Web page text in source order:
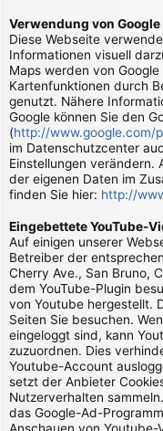
Verwendung von
Diese Webseite
Informationen visuell
Maps werden von
Kartenfunktionen durch
genutzt. Nähere
Google können Sie den
(http://www.google.com/
im Datenschutzcenter
Einstellungen verändern.
der eigenen Daten im
finden Sie hier: http://
Eingebettete YouTube-
Auf einigen unserer
Betreiber der
Cherry Ave., San Bruno,
dem YouTube-Plugin
von Youtube hergestellt.
Seiten Sie besuchen.
eingeloggt sind, kann
zuzuordnen. Dies
Youtube-Account
setzt der Anbieter
Nutzerverhalten
das Google-Ad-